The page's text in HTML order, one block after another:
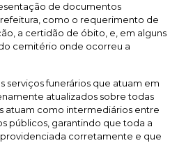
de documentos
como o requerimento de
a certidão de óbito, e, em alguns
cemitério onde ocorreu a
serviços funerários que atuam em
atualizados sobre todas
atuam como intermediários entre
públicos, garantindo que toda a
corretamente e que